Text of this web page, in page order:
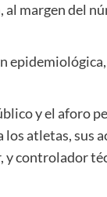
margen del
y el aforo
atletas, sus
y controlador